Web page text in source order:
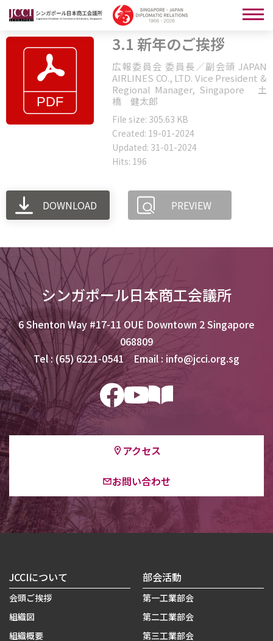
3.1 新年のご挨拶
広報委員会 委員長／副会頭 JAPAN
AIRLINES CO., LTD. Vice President &
Regional Manager, Singapore 土
橋 健太郎
File size: 305.63 KB
Created: 19-01-2024
Updated: 31-01-2024
Hits: 196
DOWNLOAD PREVIEW
シンガポール日本商工会議所
6 Shenton Way #17-11 OUE Downtown 2 Singapore
068809
Tel : (65) 6221-0541 Email : info@jcci.org.sg
アクセス
お問い合わせ
JCCIについて
会頭ご挨拶
組織図
組織概要
部会活動
第一工業部会
第二工業部会
第三工業部会